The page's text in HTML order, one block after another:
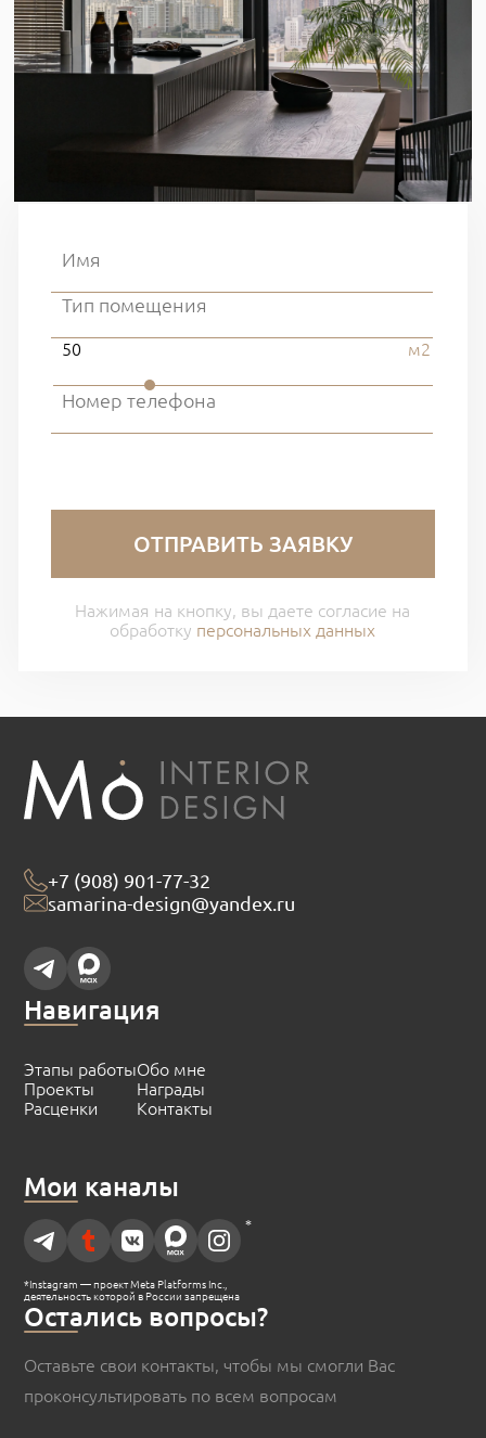
50 м2
ОТПРАВИТЬ ЗАЯВКУ
Нажимая на кнопку, вы даете согласие на
обработку персональных данных
+7 (908) 901-77-32
samarina-design@yandex.ru
Навигация
Этапы работы
Проекты
Расценки
Обо мне
Награды
Контакты
Мои каналы
*
*Instagram — проект Meta Platforms Inc.,
деятельность которой в России запрещена
Остались вопросы?
Оставьте свои контакты, чтобы мы смогли Вас
проконсультировать по всем вопросам